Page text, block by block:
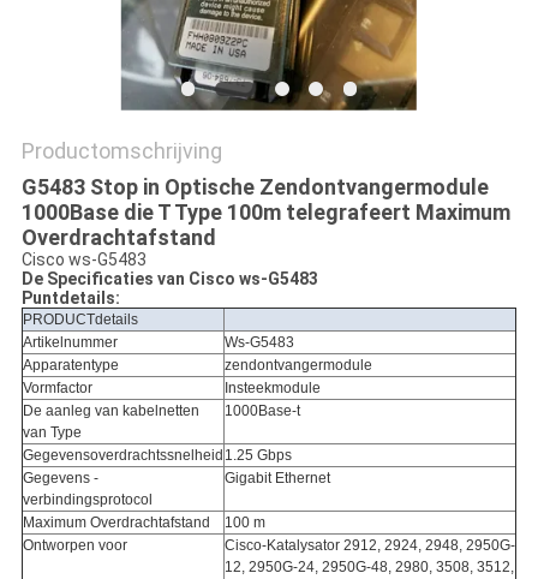
Productomschrijving
G5483 Stop in Optische Zendontvangermodule
1000Base die T Type 100m telegrafeert Maximum
Overdrachtafstand
Cisco ws-G5483
De Specificaties van Cisco ws-G5483
Puntdetails:
PRODUCTdetails
Artikelnummer
Ws-G5483
Apparatentype
zendontvangermodule
Vormfactor
Insteekmodule
De aanleg van kabelnetten
van Type
1000Base-t
Gegevensoverdrachtssnelheid 1.25 Gbps
Gegevens -
verbindingsprotocol
Gigabit Ethernet
Maximum Overdrachtafstand
100 m
Ontworpen voor
Cisco-Katalysator 2912, 2924, 2948, 2950G-
12, 2950G-24, 2950G-48, 2980, 3508, 3512,